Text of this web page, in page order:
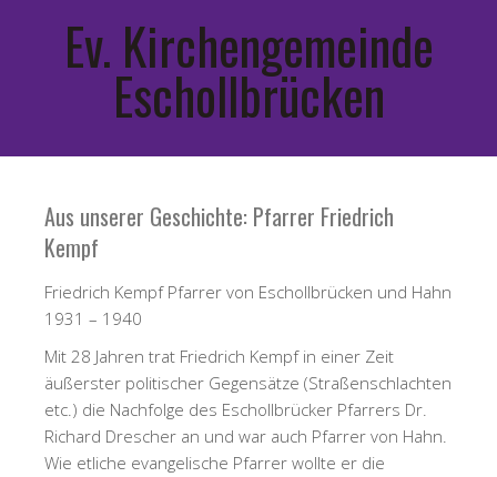
Ev. Kirchengemeinde
Eschollbrücken
Aus unserer Geschichte: Pfarrer Friedrich
Kempf
Friedrich Kempf Pfarrer von Eschollbrücken und Hahn
1931 – 1940
Mit 28 Jahren trat Friedrich Kempf in einer Zeit
äußerster politischer Gegensätze (Straßenschlachten
etc.) die Nachfolge des Eschollbrücker Pfarrers Dr.
Richard Drescher an und war auch Pfarrer von Hahn.
Wie etliche evangelische Pfarrer wollte er die